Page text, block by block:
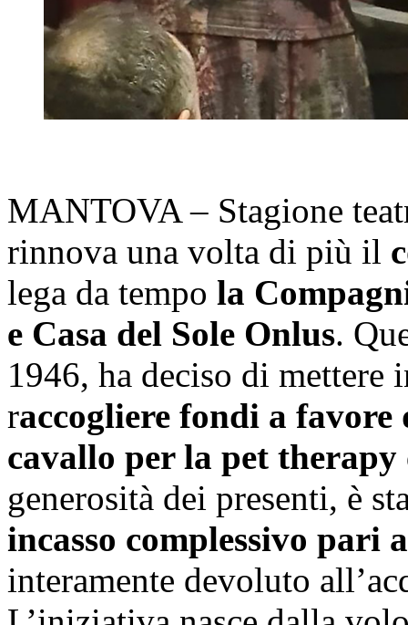
MANTOVA – Stagione
rinnova una volta di più il
lega da tempo la
e Casa del Sole Onlus.
1946, ha deciso di mettere
raccogliere fondi a
cavallo per la pet therapy
generosità dei presenti, è
incasso complessivo pari
interamente devoluto